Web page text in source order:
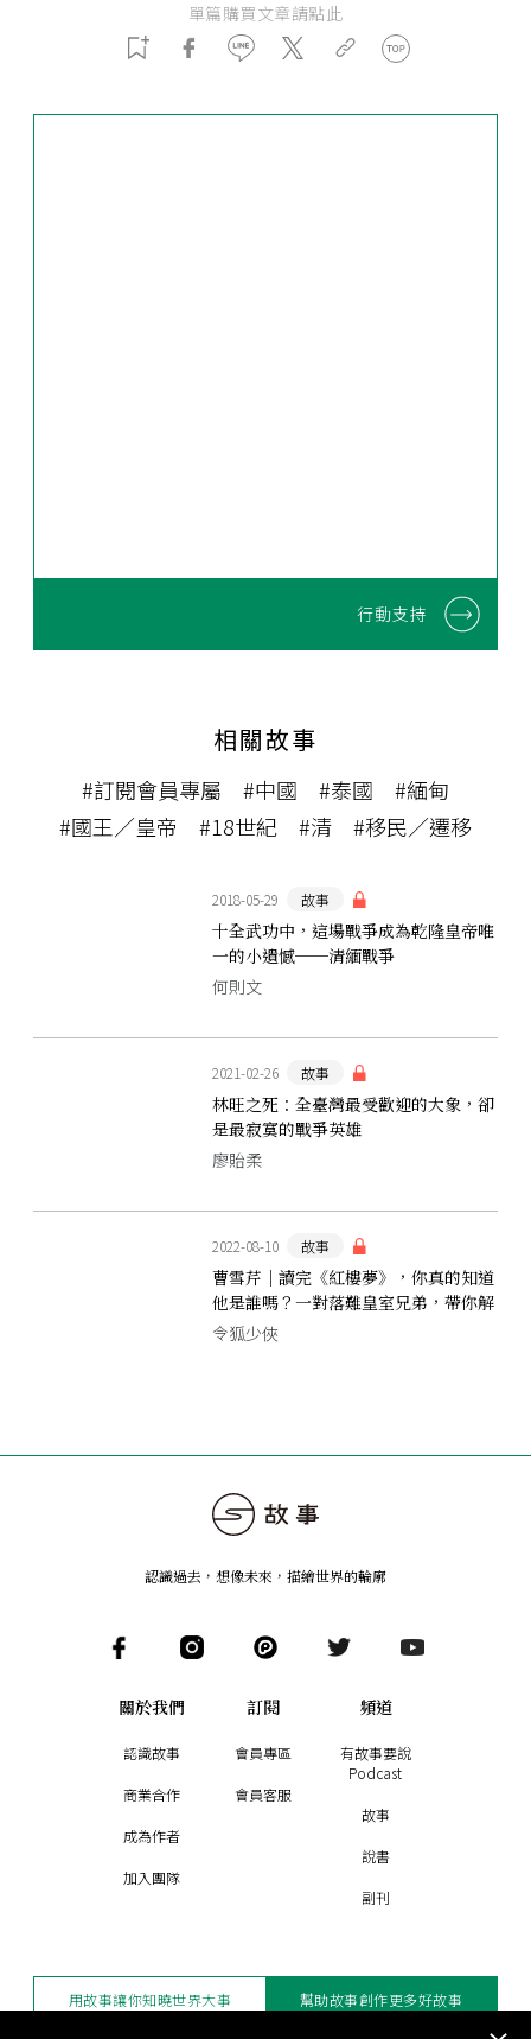
單篇購買文章請點此
行動支持
相關故事
#訂閱會員專屬 #中國 #泰國
#緬甸
#國王／皇帝
#18世紀 #清 #移民／遷移
2018-05-29 故事
十全武功中，這場戰爭成為乾隆皇帝唯
一的小遺憾──清緬戰爭
何則文
2021-02-26 故事
林旺之死：全臺灣最受歡迎的大象，卻
是最寂寞的戰爭英雄
廖貽柔
2022-08-10 故事
曹雪芹｜讀完《紅樓夢》，你真的知道
他是誰嗎？一對落難皇室兄弟，帶你解
密才子內心
令狐少俠
認識過去，想像未來 ， 描繪世界的輪廓
關於我們
認識故事
商業合作
成為作者
加入團隊
訂閱
會員專區
會員客服
頻道
有故事要說
Podcast
故事
說書
副刊
用故事讓你知曉世界大事 幫助故事創作更多好故事